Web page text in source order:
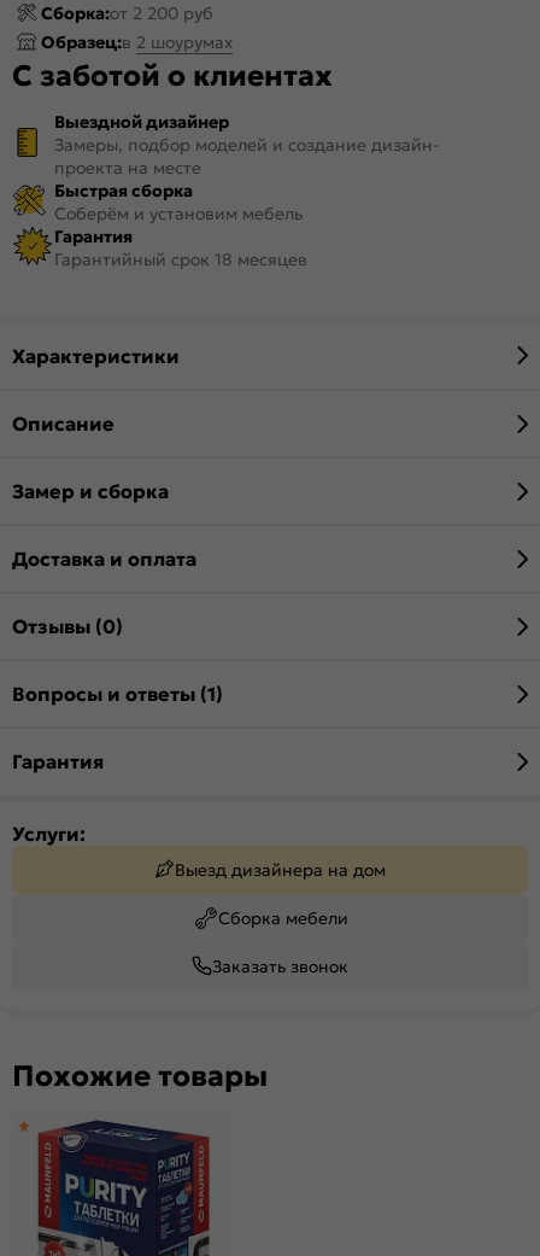
Сборка:от 2 200 руб
Образец:в 2 шоурумах
С заботой о клиентах
Выездной дизайнер
Замеры, подбор моделей и создание дизайн-
проекта на месте
Быстрая сборка
Соберём и установим мебель
Гарантия
Гарантийный срок 18 месяцев
Характеристики
Описание
Замер и сборка
Доставка и оплата
Отзывы (0)
Вопросы и ответы (1)
Гарантия
Услуги:
Выезд дизайнера на дом
Сборка мебели
Заказать звонок
Похожие товары